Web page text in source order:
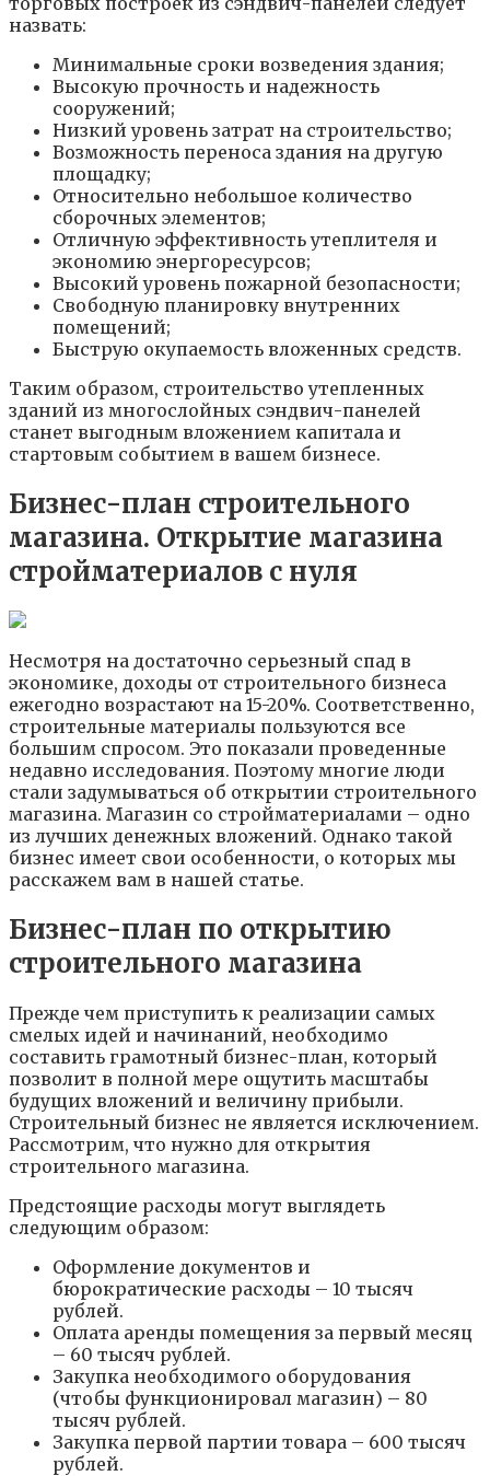
назвать:
Минимальные сроки возведения здания;
Высокую прочность и надежность
сооружений;
Низкий уровень затрат на строительство;
Возможность переноса здания на другую
площадку;
Относительно небольшое количество
сборочных элементов;
Отличную эффективность утеплителя и
экономию энергоресурсов;
Высокий уровень пожарной безопасности;
Свободную планировку внутренних
помещений;
Быструю окупаемость вложенных средств.
Таким образом, строительство утепленных
зданий из многослойных сэндвич-панелей
станет выгодным вложением капитала и
стартовым событием в вашем бизнесе.
Бизнес-план строительного
магазина. Открытие магазина
стройматериалов с нуля
Несмотря на достаточно серьезный спад в
экономике, доходы от строительного бизнеса
ежегодно возрастают на 15-20%. Соответственно,
строительные материалы пользуются все
большим спросом. Это показали проведенные
недавно исследования. Поэтому многие люди
стали задумываться об открытии строительного
магазина. Магазин со стройматериалами – одно
из лучших денежных вложений. Однако такой
бизнес имеет свои особенности, о которых мы
расскажем вам в нашей статье.
Бизнес-план по открытию
строительного магазина
Прежде чем приступить к реализации самых
смелых идей и начинаний, необходимо
составить грамотный бизнес-план, который
позволит в полной мере ощутить масштабы
будущих вложений и величину прибыли.
Строительный бизнес не является исключением.
Рассмотрим, что нужно для открытия
строительного магазина.
Предстоящие расходы могут выглядеть
следующим образом:
Оформление документов и
бюрократические расходы – 10 тысяч
рублей.
Оплата аренды помещения за первый месяц
– 60 тысяч рублей.
Закупка необходимого оборудования
(чтобы функционировал магазин) – 80
тысяч рублей.
Закупка первой партии товара – 600 тысяч
рублей.